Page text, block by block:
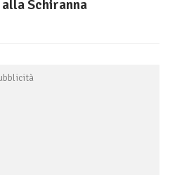
alla Schiranna